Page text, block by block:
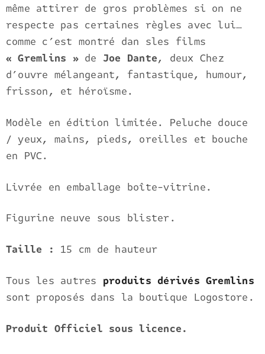
même attirer de gros problèmes si on ne
respecte pas certaines règles avec lui…
comme c’est montré dan sles films
« Gremlins » de Joe Dante, deux Chez
d’ouvre mélangeant, fantastique, humour,
frisson, et héroïsme.
Modèle en édition limitée. Peluche douce
/ yeux, mains, pieds, oreilles et bouche
en PVC.
Livrée en emballage boîte-vitrine.
Figurine neuve sous blister.
Taille : 15 cm de hauteur
Tous les autres produits dérivés Gremlins
sont proposés dans la boutique Logostore.
Produit Officiel sous licence.